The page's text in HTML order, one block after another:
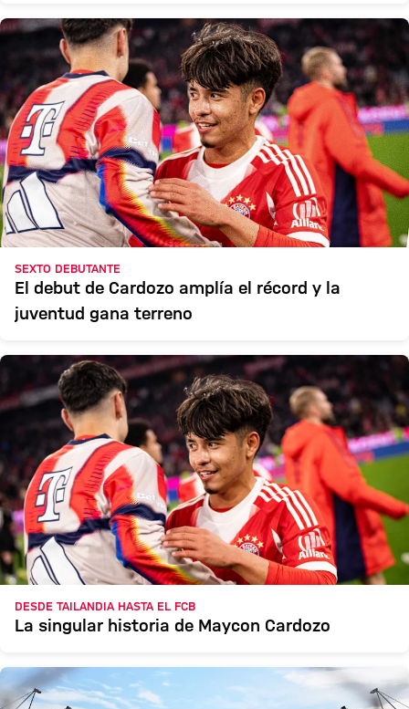
SEXTO DEBUTANTE
El debut de Cardozo amplía el récord y la
juventud gana terreno
DESDE TAILANDIA HASTA EL FCB
La singular historia de Maycon Cardozo